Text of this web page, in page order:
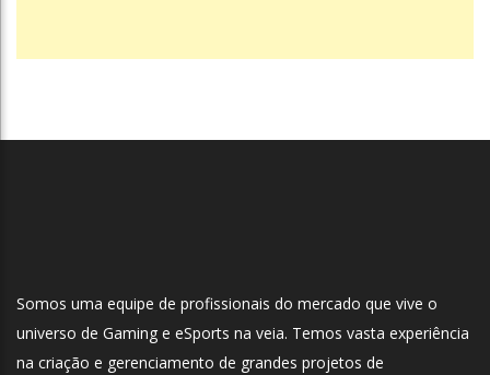
Somos uma equipe de profissionais do mercado que vive o
universo de Gaming e eSports na veia. Temos vasta experiência
na criação e gerenciamento de grandes projetos de